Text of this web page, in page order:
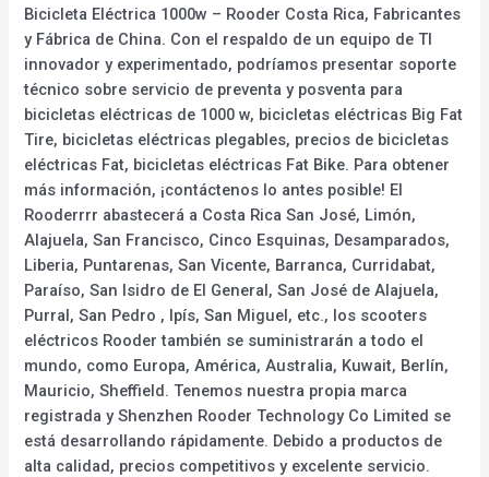
Bicicleta Eléctrica 1000w – Rooder Costa Rica, Fabricantes
y Fábrica de China. Con el respaldo de un equipo de TI
innovador y experimentado, podríamos presentar soporte
técnico sobre servicio de preventa y posventa para
bicicletas eléctricas de 1000 w, bicicletas eléctricas Big Fat
Tire, bicicletas eléctricas plegables, precios de bicicletas
eléctricas Fat, bicicletas eléctricas Fat Bike. Para obtener
más información, ¡contáctenos lo antes posible! El
Rooderrrr abastecerá a Costa Rica San José, Limón,
Alajuela, San Francisco, Cinco Esquinas, Desamparados,
Liberia, Puntarenas, San Vicente, Barranca, Curridabat,
Paraíso, San Isidro de El General, San José de Alajuela,
Purral, San Pedro , Ipís, San Miguel, etc., los scooters
eléctricos Rooder también se suministrarán a todo el
mundo, como Europa, América, Australia, Kuwait, Berlín,
Mauricio, Sheffield. Tenemos nuestra propia marca
registrada y Shenzhen Rooder Technology Co Limited se
está desarrollando rápidamente. Debido a productos de
alta calidad, precios competitivos y excelente servicio.